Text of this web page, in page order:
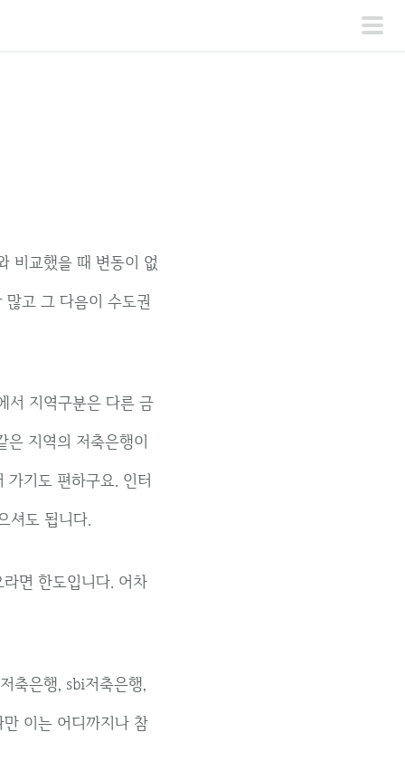
비교했을 때 변동이 없
고 그 다음이 수도권
서 지역구분은 다른 금
은 지역의 저축은행이
가기도 편하구요. 인터
셔도 됩니다.
면 한도입니다. 어차
축은행, sbi저축은행,
이는 어디까지나 참